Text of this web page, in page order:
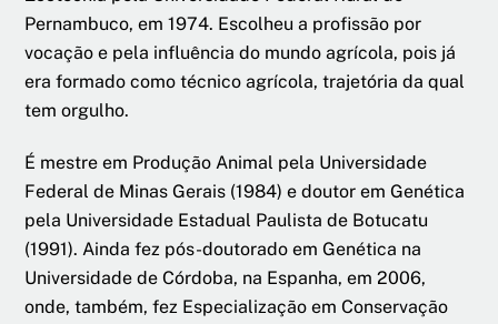
Pernambuco, em 1974. Escolheu a profissão por
vocação e pela influência do mundo agrícola, pois já
era formado como técnico agrícola, trajetória da qual
tem orgulho.
É mestre em Produção Animal pela Universidade
Federal de Minas Gerais (1984) e doutor em Genética
pela Universidade Estadual Paulista de Botucatu
(1991). Ainda fez pós-doutorado em Genética na
Universidade de Córdoba, na Espanha, em 2006,
onde, também, fez Especialização em Conservação